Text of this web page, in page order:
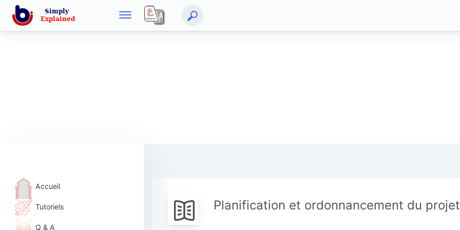
Accueil
Tutoriels
Q & A
Planification et ordonnancement du projet